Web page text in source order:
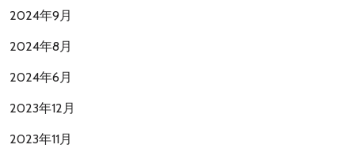
2024年9月
2024年8月
2024年6月
2023年12月
2023年11月